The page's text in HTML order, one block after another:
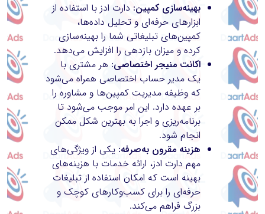
بهینه‌سازی کمپین: دارت ادز با استفاده از
ابزارهای حرفه‌ای و تحلیل داده‌ها،
کمپین‌های تبلیغاتی شما را بهینه‌سازی
کرده و میزان بازدهی را افزایش می‌دهد.
اکانت منیجر اختصاصی: هر مشتری با
یک مدیر حساب اختصاصی همراه می‌شود
که وظیفه مدیریت کمپین‌ها و مشاوره را
بر عهده دارد. این امر موجب می‌شود تا
برنامه‌ریزی و اجرا به بهترین شکل ممکن
انجام شود.
هزینه مقرون به‌صرفه: یکی از ویژگی‌های
مهم دارت ادز، ارائه خدمات با هزینه‌های
بهینه است که امکان استفاده از تبلیغات
حرفه‌ای را برای کسب‌وکارهای کوچک و
بزرگ فراهم می‌کند.